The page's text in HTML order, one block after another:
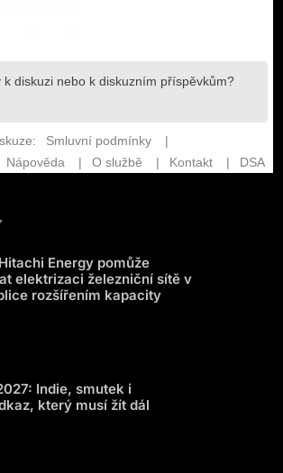
Energy pomůže
elektrizaci železniční sítě v
rozšířením kapacity
Indie, smutek i
který musí žít dál